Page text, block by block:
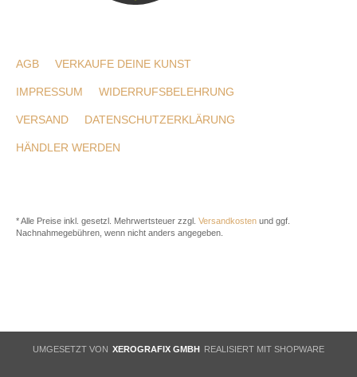
AGB VERKAUFE DEINE KUNST
IMPRESSUM WIDERRUFSBELEHRUNG
VERSAND DATENSCHUTZERKLÄRUNG
HÄNDLER WERDEN
* Alle Preise inkl. gesetzl. Mehrwertsteuer zzgl. Versandkosten und ggf.
Nachnahmegebühren, wenn nicht anders angegeben.
UMGESETZT VON XEROGRAFIX GMBH REALISIERT MIT SHOPWARE